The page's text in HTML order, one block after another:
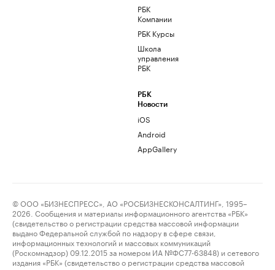
РБК
Компании
РБК Курсы
Школа
управления
РБК
РБК
Новости
iOS
Android
AppGallery
© ООО «БИЗНЕСПРЕСС», АО «РОСБИЗНЕСКОНСАЛТИНГ», 1995–
2026. Сообщения и материалы информационного агентства «РБК»
(свидетельство о регистрации средства массовой информации
выдано Федеральной службой по надзору в сфере связи,
информационных технологий и массовых коммуникаций
(Роскомнадзор) 09.12.2015 за номером ИА №ФС77-63848) и сетевого
издания «РБК» (свидетельство о регистрации средства массовой